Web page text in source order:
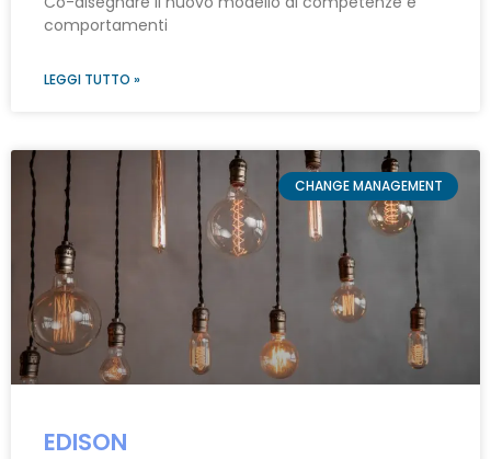
comportamenti
LEGGI TUTTO »
CHANGE MANAGEMENT
EDISON